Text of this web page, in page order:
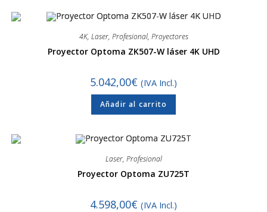
4K, Laser, Profesional, Proyectores
Proyector Optoma ZK507-W láser 4K UHD
5.042,00€ (IVA Incl.)
Añadir al carrito
Laser, Profesional
Proyector Optoma ZU725T
4.598,00€ (IVA Incl.)